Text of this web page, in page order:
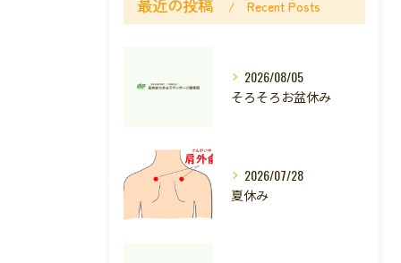
最近の投稿 Recent Posts
2026/08/05
そろそろお盆休み
2026/07/28
夏休み